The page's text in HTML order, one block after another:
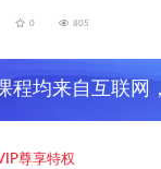
0 805
程均来自互联
尊享特权